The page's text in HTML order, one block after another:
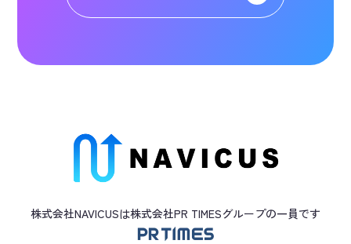
株式会社NAVICUSは株式会社PR TIMESグループの一員です